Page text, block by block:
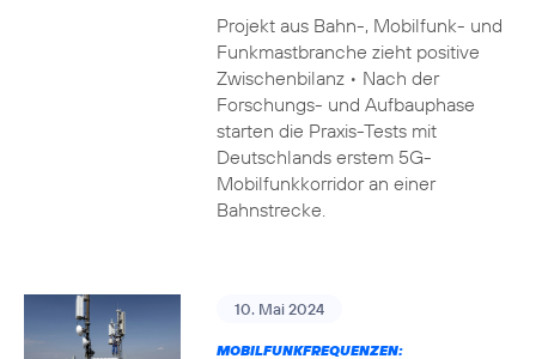
Projekt aus Bahn-, Mobilfunk- und
Funkmastbranche zieht positive
Zwischenbilanz • Nach der
Forschungs- und Aufbauphase
starten die Praxis-Tests mit
Deutschlands erstem 5G-
Mobilfunkkorridor an einer
Bahnstrecke.
10. Mai 2024
MOBILFUNKFREQUENZEN: